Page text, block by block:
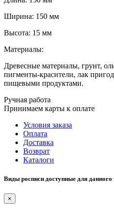
Ширина: 150 мм
Высота: 15 мм
Материалы:
Древесные материалы, грунт,
пигменты-красители, лак
пищевыми продуктами.
Ручная работа
Принимаем карты к оплате
Условия заказа
Оплата
Доставка
Возврат
Каталоги
Виды росписи доступные для данного
×